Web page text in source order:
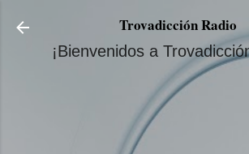
Ir al contenido
Trovadicción Radio
¡Bienvenidos a